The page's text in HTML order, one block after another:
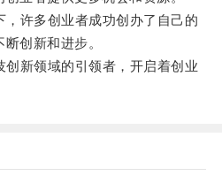
许多创业者成功创办了自己的
创新和进步。
新领域的引领者，开启着创业